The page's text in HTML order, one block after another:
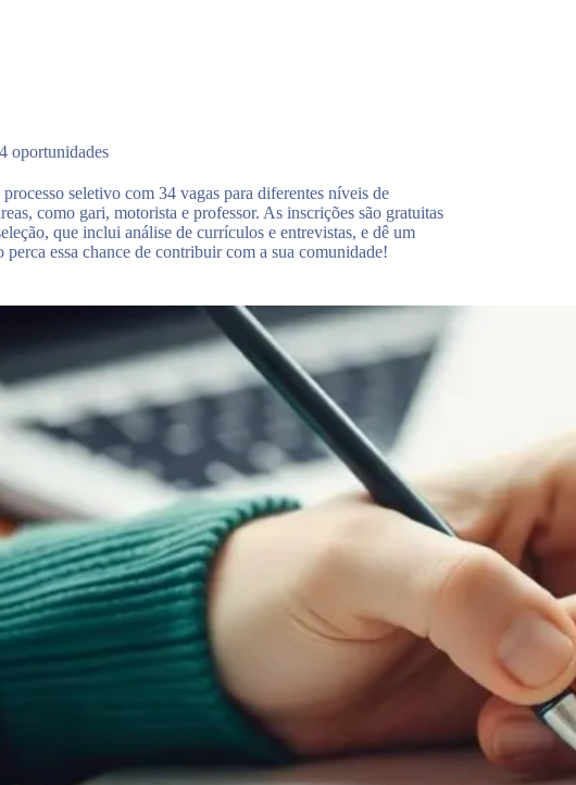
oportunidades
seletivo com 34 vagas para diferentes níveis de
como gari, motorista e professor. As inscrições são gratuitas
que inclui análise de currículos e entrevistas, e dê um
essa chance de contribuir com a sua comunidade!